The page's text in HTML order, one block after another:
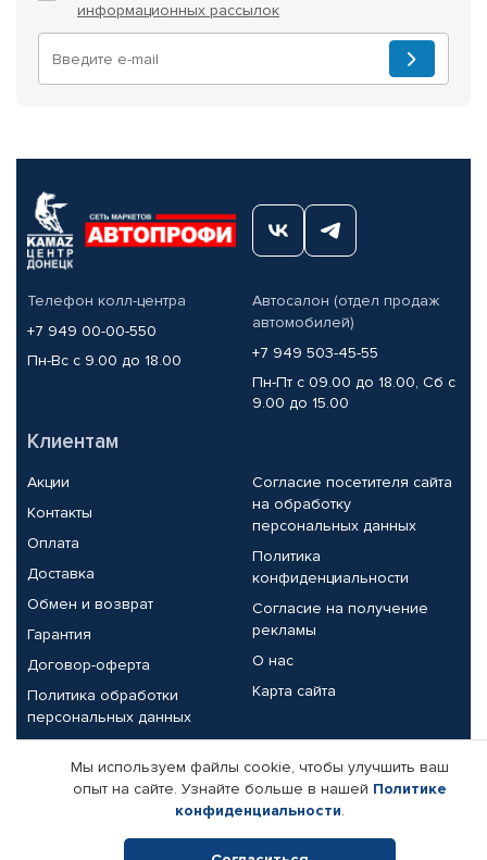
информационных рассылок
Телефон колл-центра
+7 949 00-00-550
Пн-Вс с 9.00 до 18.00
Автосалон (отдел продаж
автомобилей)
+7 949 503-45-55
Пн-Пт с 09.00 до 18.00, Сб с
9.00 до 15.00
Клиентам
Акции
Контакты
Оплата
Доставка
Обмен и возврат
Гарантия
Договор-оферта
Политика обработки
персональных данных
Согласие посетителя сайта
на обработку
персональных данных
Политика
конфиденциальности
Согласие на получение
рекламы
О нас
Карта сайта
Партнерам
Корпоративным клиентам
Поставщикам
Реквизиты компании
Мы используем файлы cookie, чтобы улучшить ваш
опыт на сайте. Узнайте больше в нашей Политике
конфиденциальности.